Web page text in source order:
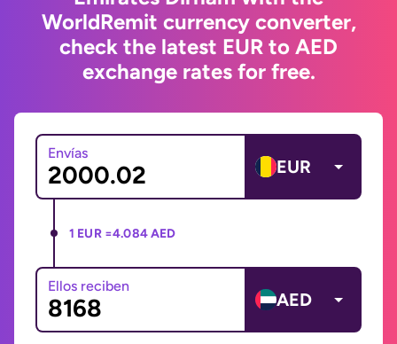
WorldRemit currency converter,
check the latest EUR to AED
exchange rates for free.
Envías
EUR
1 EUR =4.084 AED
Ellos reciben
AED